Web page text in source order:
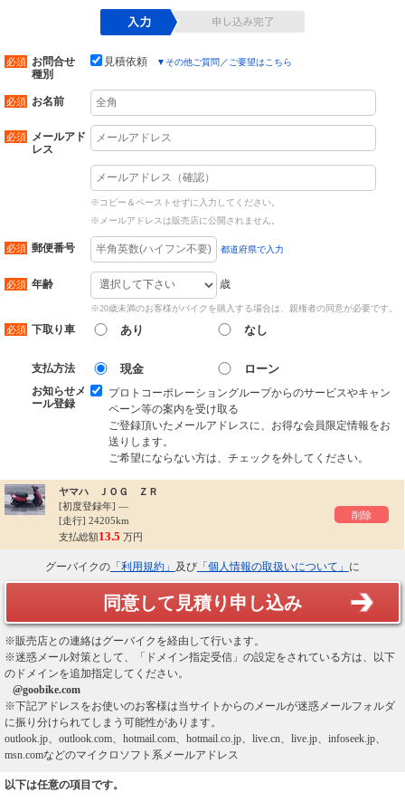
お問合せ
種別
見積依頼 ▼ その他ご質問／ご要望はこちら
お名前
メールアド
レス
※コピー＆ペーストせずに入力してください。
※メールアドレスは販売店に公開されません。
郵便番号 都道府県で入力
年齢 歳
※20歳未満のお客様がバイクを購入する場合は、親権者の同意が必要です。
下取り車 あり なし
支払方法 現金 ローン
お知らせメ
ール登録
プロトコーポレーショングループからのサービスやキャン
ペーン等の案内を受け取る
ご登録頂いたメールアドレスに、お得な会員限定情報をお
送りします。
ご希望にならない方は、チェックを外してください。
ヤマハ ＪＯＧ ＺＲ
[初度登録年] ―
[走行] 24205km
支払総額13.5 万円
削除
グーバイクの「利用規約」 及び「個人情報の取扱いについて」 に
同意して見積り申し込み
※販売店との連絡はグーバイクを経由して行います。
※迷惑メール対策として、「ドメイン指定受信」の設定をされている方は、以下
のドメインを追加指定してください。
@goobike.com
※下記アドレスをお使いのお客様は当サイトからのメールが迷惑メールフォルダ
に振り分けられてしまう可能性があります。
outlook.jp、outlook.com、hotmail.com、hotmail.co.jp、live.cn、live.jp、infoseek.jp、
msn.comなどのマイクロソフト系メールアドレス
以下は任意の項目です。